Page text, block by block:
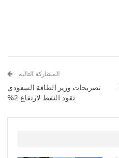
المشاركة التالية
تصريحات وزير الطاقة السعودي
تقود النفط لارتفاع 2%